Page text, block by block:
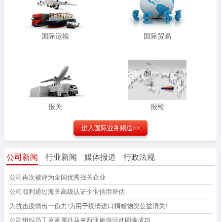
国际运输 国际贸易
报关 报检
进入国际业务频道>>
公司新闻 行业新闻 媒体报道 行政法规
公司再次被评为全国优秀报关企业
公司顺利通过海关高级认证企业信用评估
为抗击疫情出一份力!为用于疫情进口捐赠物资公益清关!
公司组织员工及家属赴马来西亚旅游活动圆满成功